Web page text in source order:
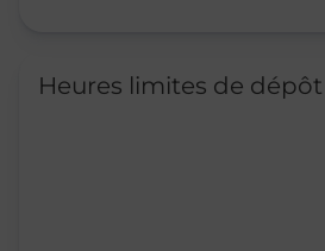
Heures limites de dépôt